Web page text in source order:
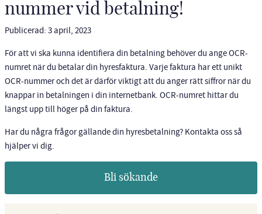
nummer vid betalning!
Publicerad: 3 april, 2023
För att vi ska kunna identifiera din betalning behöver du ange OCR-
numret när du betalar din hyresfaktura. Varje faktura har ett unikt
OCR-nummer och det är därför viktigt att du anger rätt siffror när du
knappar in betalningen i din internetbank. OCR-numret hittar du
längst upp till höger på din faktura.
Har du några frågor gällande din hyresbetalning? Kontakta oss så
hjälper vi dig.
Bli sökande